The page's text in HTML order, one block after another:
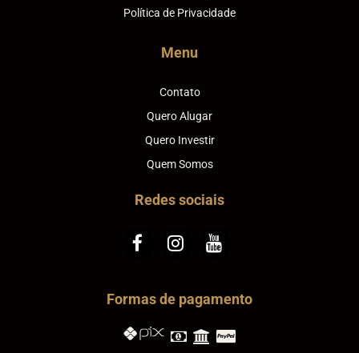
Política de Privacidade
Menu
Contato
Quero Alugar
Quero Investir
Quem Somos
Redes sociais
Formas de pagamento